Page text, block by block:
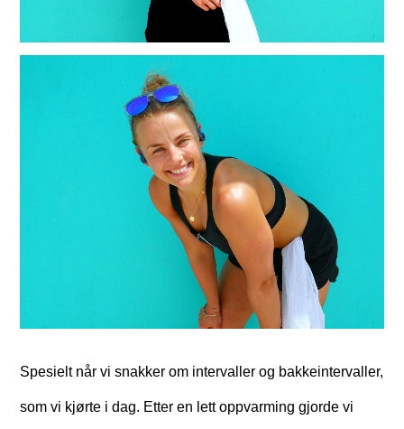
Spesielt når vi snakker om intervaller og bakkeintervaller,
som vi kjørte i dag. Etter en lett oppvarming gjorde vi